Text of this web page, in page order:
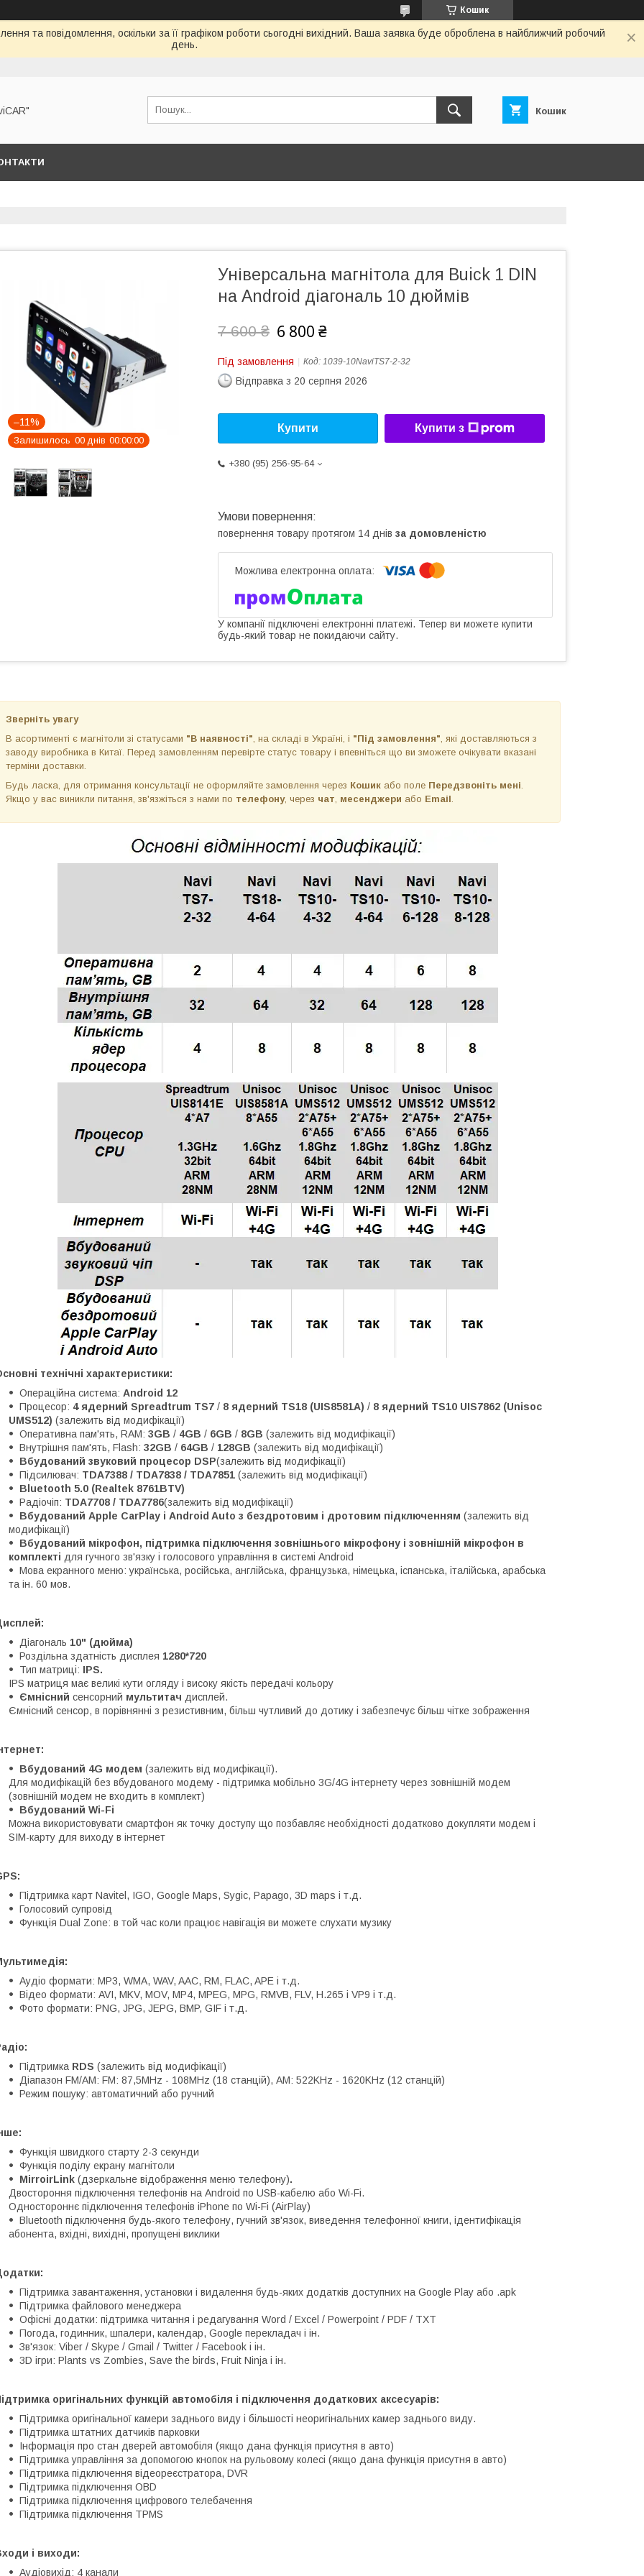
Кошик
та повідомлення, оскільки за її графіком роботи сьогодні вихідний. Ваша заявка буде оброблена в найближчий робочий
день.
Кошик
–11%
Залишилось 00 днів 00 00 00
Універсальна магнітола для Buick 1 DIN
на Android діагональ 10 дюймів
7 600 ₴ 6 800 ₴
Під замовлення Код: 1039-10NaviTS7-2-32
Відправка з 20 серпня 2026
Купити Купити з
+380 (95) 256-95-64
повернення товару протягом 14 днів за домовленістю
У компанії підключені електронні платежі. Тепер ви можете купити
будь-який товар не покидаючи сайту.
Зверніть увагу
В асортименті є магнітоли зі статусами "В наявності" , на складі в Україні, і "Під замовлення" , які доставляються з
заводу виробника в Китаї. Перед замовленням перевірте статус товару і впевніться що ви зможете очікувати вказані
терміни доставки.
Будь ласка, для отримання консультації не оформляйте замовлення через Кошик або поле Передзвоніть мені
Якщо у вас виникли питання, зв'язжіться з нами по телефону, через чат месенджери або Email
технічні характеристики:
Операційна система: Android 12
Процесор: 4 ядерний Spreadtrum TS7 / 8 ядерний TS18 (UIS8581A) / 8 ядерний TS10 UIS7862 (Unisoc
UMS512) (залежить від модифікації)
Оперативна пам'ять, RAM: 3GB / 4GB / 6GB / 8GB (залежить від модифікації)
Внутрішня пам'ять, Flash: 32GB / 64GB / 128GB (залежить від модифікації)
Вбудований звуковий процесор DSP(залежить від модифікації)
Підсилювач: TDA7388 / TDA7838 / TDA7851 (залежить від модифікації)
Bluetooth 5.0 (Realtek 8761BTV)
Радіочіп: TDA7708 / TDA7786(залежить від модифікації)
Вбудований Apple CarPlay і Android Auto з бездротовим і дротовим підключенням (залежить від
модифікації)
Вбудований мікрофон, підтримка підключення зовнішнього мікрофону і зовнішній мікрофон в
комплекті для гучного зв'язку і голосового управління в системі Android
Мова екранного меню: українська, російська, англійська, французька, німецька, іспанська, італійська, арабська
та ін. 60 мов.
Діагональ 10" (дюйма)
Роздільна здатність дисплея 1280*720
Тип матриці: IPS.
IPS матриця має великі кути огляду і високу якість передачі кольору
Ємнісний сенсорний мультитач дисплей.
Ємнісний сенсор, в порівнянні з резистивним, більш чутливий до дотику і забезпечує більш чітке зображення
Вбудований 4G модем (залежить від модифікації).
Для модифікацій без вбудованого модему - підтримка мобільно 3G/4G інтернету через зовнішній модем
(зовнішній модем не входить в комплект)
Вбудований Wi-Fi
Можна використовувати смартфон як точку доступу що позбавляє необхідності додатково докупляти модем і
SIM-карту для виходу в інтернет
Підтримка карт Navitel, IGO, Google Maps, Sygic, Papago, 3D maps і т.д.
Голосовий супровід
Функція Dual Zone: в той час коли працює навігація ви можете слухати музику
Аудіо формати: MP3, WMA, WAV, AAC, RM, FLAC, APE і т.д.
Відео формати: AVI, MKV, MOV, MP4, MPEG, MPG, RMVB, FLV, H.265 і VP9 і т.д.
Фото формати: PNG, JPG, JEPG, BMP, GIF і т.д.
Підтримка RDS (залежить від модифікації)
Діапазон FM/AM: FM: 87,5MHz - 108MHz (18 станцій), АМ: 522KHz - 1620KHz (12 станцій)
Режим пошуку: автоматичний або ручний
Функція швидкого старту 2-3 секунди
Функція поділу екрану магнітоли
MirroirLink (дзеркальне відображення меню телефону).
Двостороння підключення телефонів на Android по USB-кабелю або Wi-Fi.
Одностороннє підключення телефонів iPhone по Wi-Fi (AirPlay)
Bluetooth підключення будь-якого телефону, гучний зв'язок, виведення телефонної книги, ідентифікація
абонента, вхідні, вихідні, пропущені виклики
Підтримка завантаження, установки і видалення будь-яких додатків доступних на Google Play або .apk
Підтримка файлового менеджера
Офісні додатки: підтримка читання і редагування Word / Excel / Powerpoint / PDF / TXT
Погода, годинник, шпалери, календар, Google перекладач і ін.
Зв'язок: Viber / Skype / Gmail / Twitter / Facebook і ін.
3D ігри: Plants vs Zombies, Save the birds, Fruit Ninja і ін.
оригінальних функцій автомобіля і підключення додаткових аксесуарів:
Підтримка оригінальної камери заднього виду і більшості неоригінальних камер заднього виду.
Підтримка штатних датчиків парковки
Інформація про стан дверей автомобіля (якщо дана функція присутня в авто)
Підтримка управління за допомогою кнопок на рульовому колесі (якщо дана функція присутня в авто)
Підтримка підключення відеореєстратора, DVR
Підтримка підключення OBD
Підтримка підключення цифрового телебачення
Підтримка підключення TPMS
і виходи:
Аудіовихід: 4 канали